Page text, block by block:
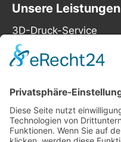
Unsere Leistungen
3D-Druck-Service
Filamente
Filamentextrusion
Adresse
Galloprint